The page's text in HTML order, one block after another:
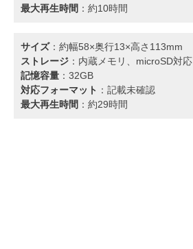
最大再生時間 ：​約10時間
サイズ：​約幅58×奥行13×高さ113mm​
ストレージ ：​内蔵メモリ、microSD対応​
記憶容量 ：​32GB​
対応フォーマット ：​記載未確認
最大再生時間 ：​約29時間